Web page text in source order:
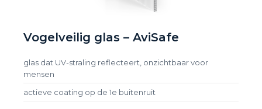
Vogelveilig glas – AviSafe
glas dat UV-straling reflecteert, onzichtbaar voor
mensen
actieve coating op de 1e buitenruit